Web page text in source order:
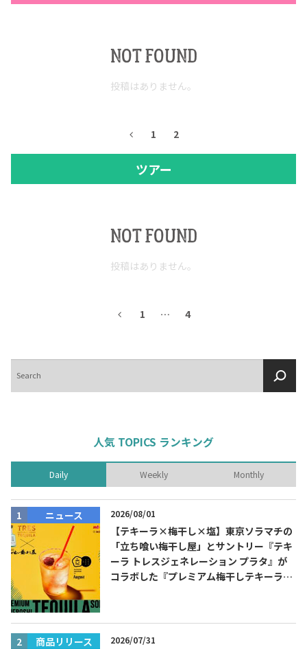
NOT FOUND
投稿はありません。
1 2
ツアー
NOT FOUND
投稿はありません。
1 … 4
索
人気 TOPICS ランキング
Daily Weekly Monthly
ニュース 2026/08/01
【テキーラ×梅干し×塩】東京ソラマチの
「立ち喰い梅干し屋」とサントリー『テキ
ーラ トレスジェネレーション プラタ』が
コラボした『プレミアム梅干しテキーラソ
商品リリース 2026/07/31